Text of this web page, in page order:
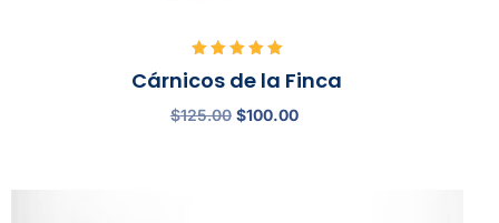
con
de 5
Cárnicos de la Finca
$125.00 $100.00